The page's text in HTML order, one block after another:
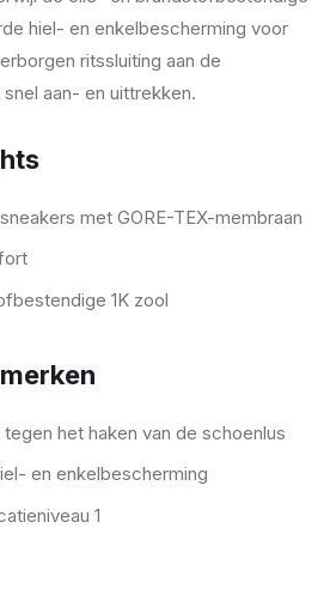
hiel- en enkelbescherming voor
ritssluiting aan de
aan- en uittrekken.
met GORE-TEX-membraan
1K zool
het haken van de schoenlus
en enkelbescherming
1